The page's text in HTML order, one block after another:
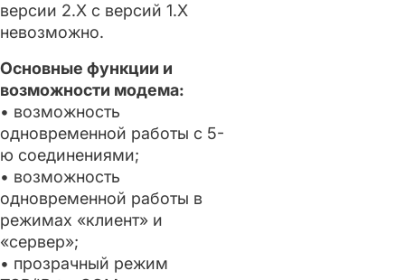
версии 2.Х с версий 1.Х
невозможно.
Основные функции и
возможности модема:
• возможность
одновременной работы с 5-
ю соединениями;
• возможность
одновременной работы в
режимах «клиент» и
«сервер»;
• прозрачный режим